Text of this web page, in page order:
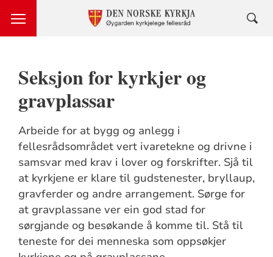
Seksjon for kyrkjer og
gravplassar
Arbeide for at bygg og anlegg i
fellesrådsområdet vert ivaretekne og drivne i
samsvar med krav i lover og forskrifter. Sjå til
at kyrkjene er klare til gudstenester, bryllaup,
gravferder og andre arrangement. Sørge for
at gravplassane ver ein god stad for
sørgjande og besøkande å komme til. Stå til
teneste for dei menneska som oppsøkjer